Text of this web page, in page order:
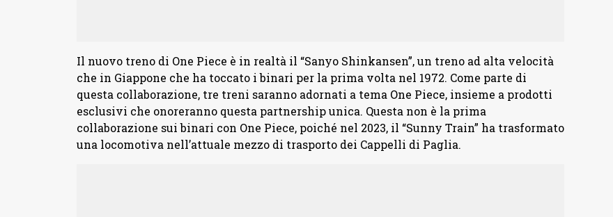
Il nuovo treno di One Piece è in realtà il “Sanyo Shinkansen”, un treno ad alta velocità
che in Giappone che ha toccato i binari per la prima volta nel 1972. Come parte di
questa collaborazione, tre treni saranno adornati a tema One Piece, insieme a prodotti
esclusivi che onoreranno questa partnership unica. Questa non è la prima
collaborazione sui binari con One Piece, poiché nel 2023, il “Sunny Train” ha trasformato
una locomotiva nell’attuale mezzo di trasporto dei Cappelli di Paglia.